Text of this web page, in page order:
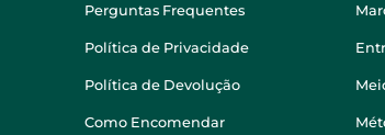
Perguntas Frequentes
Política de Privacidade
Política de Devolução
Como Encomendar